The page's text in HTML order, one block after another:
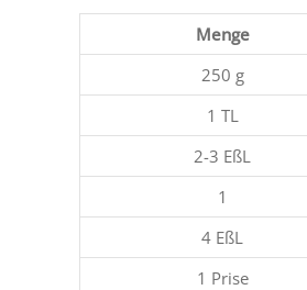
Menge
250 g
1 TL
2-3 EßL
1
4 EßL
1 Prise